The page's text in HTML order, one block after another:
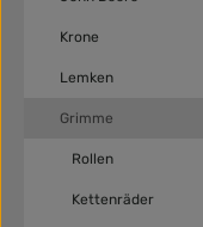
Krone
Lemken
Grimme
Rollen
Kettenräder